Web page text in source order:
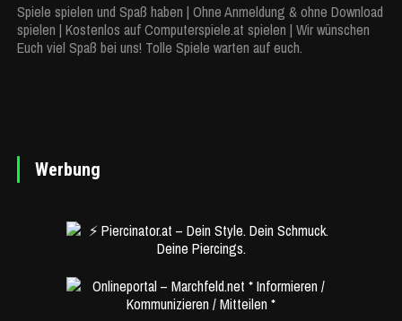
Spiele spielen und Spaß haben | Ohne Anmeldung & ohne Download
spielen | Kostenlos auf Computerspiele.at spielen | Wir wünschen
Euch viel Spaß bei uns! Tolle Spiele warten auf euch.
Werbung